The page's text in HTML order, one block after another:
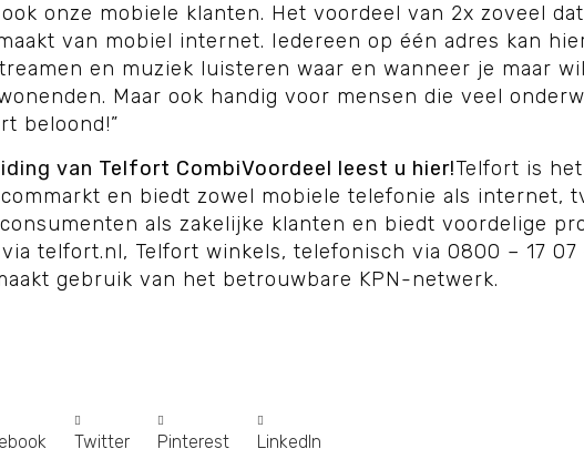
onze mobiele klanten. Het voordeel van 2x zoveel
van mobiel internet. Iedereen op één adres kan
en muziek luisteren waar en wanneer je maar
Maar ook handig voor mensen die veel
beloond!”
van Telfort CombiVoordeel leest u hier!Telfort is
en biedt zowel mobiele telefonie als internet,
als zakelijke klanten en biedt voordelige
telfort.nl, Telfort winkels, telefonisch via 0800 – 17 07
gebruik van het betrouwbare KPN-netwerk.
Twitter Pinterest LinkedIn